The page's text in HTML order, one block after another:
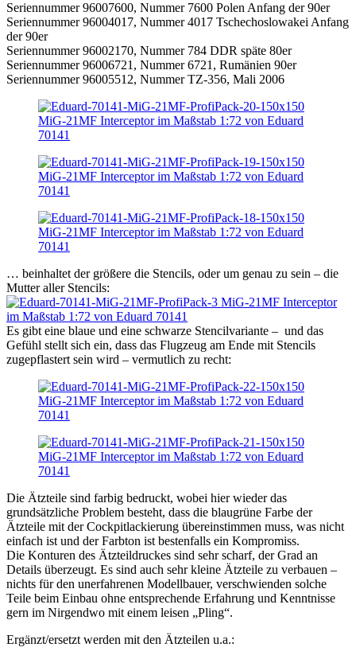
Seriennummer 96007600, Nummer 7600 Polen Anfang der 90er
Seriennummer 96004017, Nummer 4017 Tschechoslowakei Anfang
der 90er
Seriennummer 96002170, Nummer 784 DDR späte 80er
Seriennummer 96006721, Nummer 6721, Rumänien 90er
Seriennummer 96005512, Nummer TZ-356, Mali 2006
… beinhaltet der größere die Stencils, oder um genau zu sein – die
Mutter aller Stencils:
Es gibt eine blaue und eine schwarze Stencilvariante – und das
Gefühl stellt sich ein, dass das Flugzeug am Ende mit Stencils
zugepflastert sein wird – vermutlich zu recht:
Die Ätzteile sind farbig bedruckt, wobei hier wieder das
grundsätzliche Problem besteht, dass die blaugrüne Farbe der
Ätzteile mit der Cockpitlackierung übereinstimmen muss, was nicht
einfach ist und der Farbton ist bestenfalls ein Kompromiss.
Die Konturen des Ätzteildruckes sind sehr scharf, der Grad an
Details überzeugt. Es sind auch sehr kleine Ätzteile zu verbauen –
nichts für den unerfahrenen Modellbauer, verschwienden solche
Teile beim Einbau ohne entsprechende Erfahrung und Kenntnisse
gern im Nirgendwo mit einem leisen „Pling“.
Ergänzt/ersetzt werden mit den Ätzteilen u.a.: